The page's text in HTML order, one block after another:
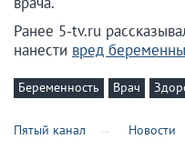
Ранее 5-tv.ru
нанести вред
Беременность Врач
Пятый канал Новости